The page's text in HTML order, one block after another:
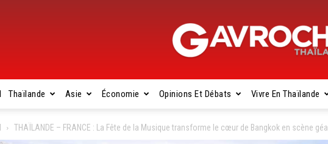
Gavroche
Thaïlande Asie Économie Opinions Et Débats Vivre En Thaïlande
THAÏLANDE – FRANCE : La Fête de la Musique transforme le cœur de Bangkok en scène